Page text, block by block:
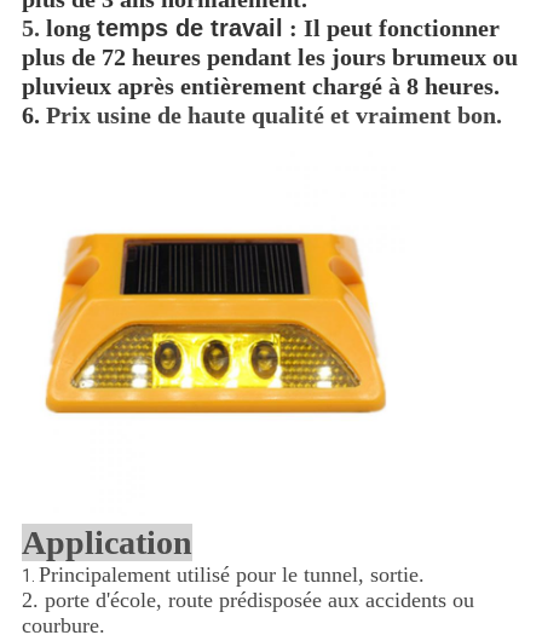
5. long temps de travail : Il peut fonctionner
plus de 72 heures pendant les jours brumeux ou
pluvieux après entièrement chargé à 8 heures.
6. Prix usine de haute qualité et vraiment bon.
Application
1. Principalement utilisé pour le tunnel, sortie.
2. porte d'école, route prédisposée aux accidents ou
courbure.